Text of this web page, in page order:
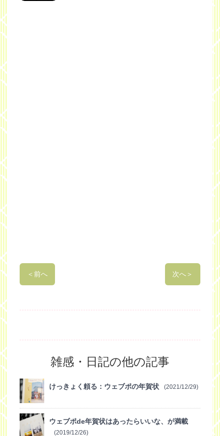
＜前へ 次へ＞
雑感・日記の他の記事
けっきょく頼る：ウェブポの年賀状 (2021/12/29)
ウェブポde年賀状はあったらいいな、が満載
(2019/12/26)